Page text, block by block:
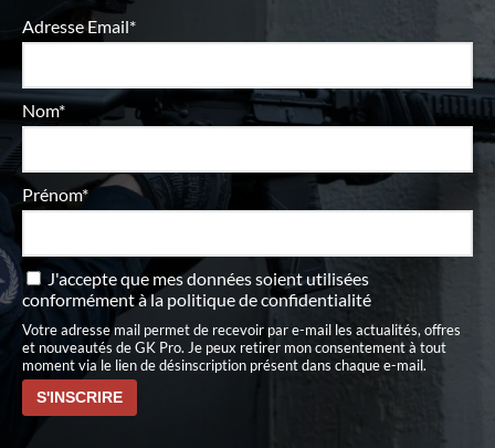
Adresse Email*
Nom*
Prénom*
J'accepte que mes données soient utilisées
conformément àla politique de confidentialité
Votre adresse mail permet de recevoir par e-mail les actualités, offres
et nouveautés de GK Pro. Je peux retirer mon consentement à tout
moment via le lien de désinscription présent dans chaque e-mail.